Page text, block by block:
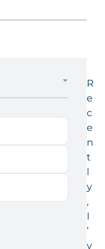
R
e
c
e
n
t
l
y
,
I
’
v